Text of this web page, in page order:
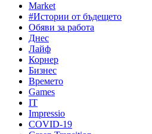
Market
#Истории от бъдещето
Обяви за работа
Днес
Лайф
Корнер
Бизнес
Времето
Games
IT
Impressio
COVID-19